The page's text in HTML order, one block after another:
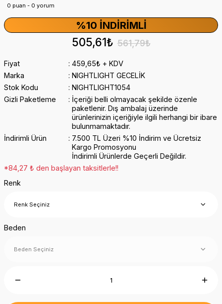
0 puan - 0 yorum
%10 İNDIRIMLI
505,61₺ 561,79₺
Fiyat
459,65₺ + KDV
Marka
NIGHTLIGHT GECELİK
Stok Kodu
NIGHTLIGHT1054
Gizli Paketleme
İçeriği belli olmayacak şekilde özenle
paketlenir. Dış ambalaj üzerinde
ürünlerinizin içeriğiyle ilgili herhangi bir ibare
bulunmamaktadır.
İndirimli Ürün
7.500 TL Üzeri %10 İndirim ve Ücretsiz
Kargo Promosyonu
İndirimli Ürünlerde Geçerli Değildir.
*84,27 ₺ den başlayan taksitlerle!!
Renk
Beden